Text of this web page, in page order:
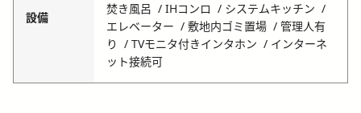
設備
焚き風呂
IHコンロ
システムキッチン
エレベーター
敷地内ゴミ置場
管理人有
り
TVモニタ付きインタホン
インターネ
ット接続可